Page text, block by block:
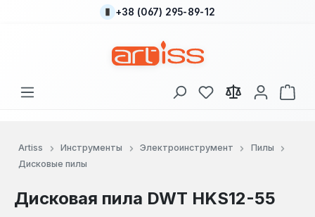
Перейти к основному содержанию
+38 (067) 295-89-12
У вас есть товары
В
Artiss Инструменты Электроинструмент
Пилы
Дисковые пилы
Дисковая пила DWT HKS12-55